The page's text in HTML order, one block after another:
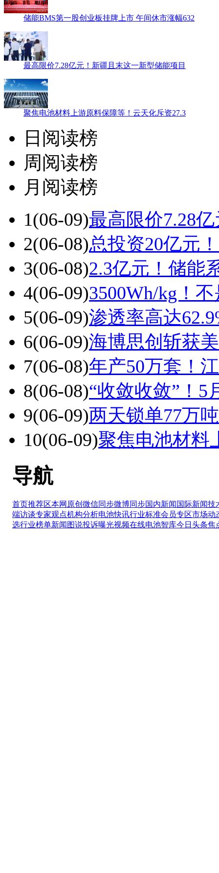
储能BMS第一股创业板挂牌上市 午间休市涨幅632
最高限价7.28亿元！新疆且末这一新型储能项目
聚焦电池材料上游原料保障等！云天化斥资27.3
日阅读榜
周阅读榜
月阅读榜
1(06-09)最高限价7.28
2(06-08)总投资20亿元
3(06-08)2.3亿元！储能
4(06-09)3500Wh/kg！
5(06-09)渗透率高达
6(06-09)海博思创斩获
7(06-08)年产50万套！
8(06-08)“收敛收敛”！5
9(06-09)两天锁单77万
10(06-09)聚焦电池材料
导航
首页推荐区本网原创 微信同步微博同步国内新闻 国际新闻技
端访谈专家观点机构分析电池快讯行业标准会员专区市场动
选行业榜单新闻图说投诉曝光视频在线电池智库今日头条焦